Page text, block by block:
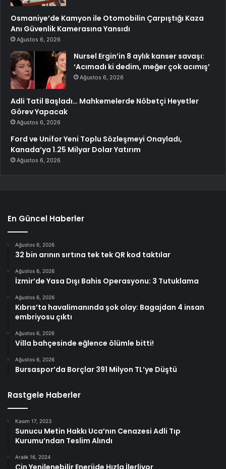
Osmaniye’de Kamyon ile Otomobilin Çarpıştığı Kaza
Anı Güvenlik Kamerasına Yansıdı
Ağustos 6, 2026
Nursel Ergin’in 8 aylık kanser savaşı:
‘Acımadı ki dedim, meğer çok acımış’
Ağustos 6, 2026
Adli Tatil Başladı… Mahkemelerde Nöbetçi Heyetler
Görev Yapacak
Ağustos 6, 2026
Ford ve Unifor Yeni Toplu Sözleşmeyi Onayladı,
Kanada’ya 1.25 Milyar Dolar Yatırım
Ağustos 6, 2026
En Güncel Haberler
Ağustos 6, 2026
32 bin arının sırtına tek tek QR kod taktılar
Ağustos 6, 2026
İzmir’de Yasa Dışı Bahis Operasyonu: 3 Tutuklama
Ağustos 6, 2026
Kıbrıs’ta havalimanında şok olay: Bagajdan 4 insan
embriyosu çıktı
Ağustos 6, 2026
Villa bahçesinde eğlence ölümle bitti!
Ağustos 6, 2026
Bursaspor’da Borçlar 391 Milyon TL’ye Düştü
Rastgele Haberler
Kasım 17, 2023
Sunucu Metin Hakkı Uca’nın Cenazesi Adli Tıp
Kurumu’ndan Teslim Alındı
Aralık 16, 2024
Çin Yenilenebilir Enerjide Hızla İlerliyor